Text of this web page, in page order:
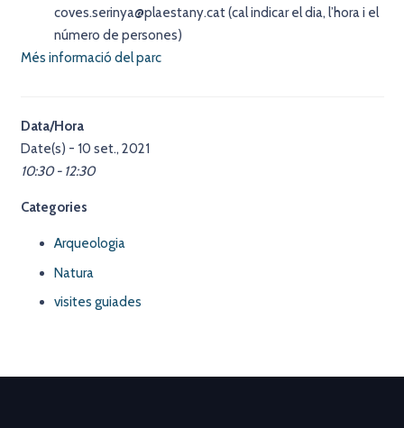
coves.serinya@plaestany.cat (cal indicar el dia, l’hora i el
número de persones)
Més informació del parc
Data/Hora
Date(s) - 10 set., 2021
10:30 - 12:30
Categories
Arqueologia
Natura
visites guiades